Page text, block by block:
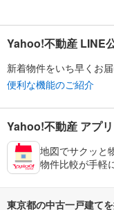
Yahoo!不動産 LINE
新着物件をいち早くお届
便利な機能のご紹介
Yahoo!不動産 アプリ
地図でサクッと
物件比較が手軽
東京都の中古一戸建て